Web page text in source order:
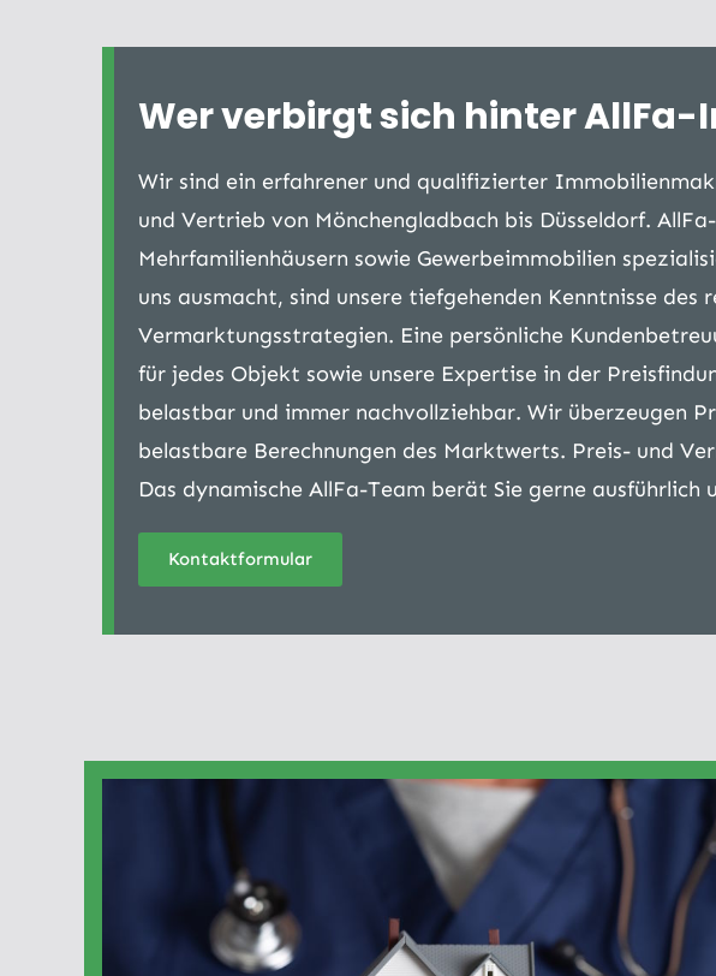
Wer verbirgt sich hinter AllFa-
Wir sind ein erfahrener und qualifizierter
und Vertrieb von Mönchengladbach bis Düsseldorf.
Mehrfamilienhäusern sowie Gewerbeimmobilien
uns ausmacht, sind unsere tiefgehenden Kenntnisse
Vermarktungsstrategien. Eine persönliche
für jedes Objekt sowie unsere Expertise in der
belastbar und immer nachvollziehbar. Wir überzeugen
belastbare Berechnungen des Marktwerts. Preis- und
Das dynamische AllFa-Team berät Sie gerne ausführlich
Kontaktformular